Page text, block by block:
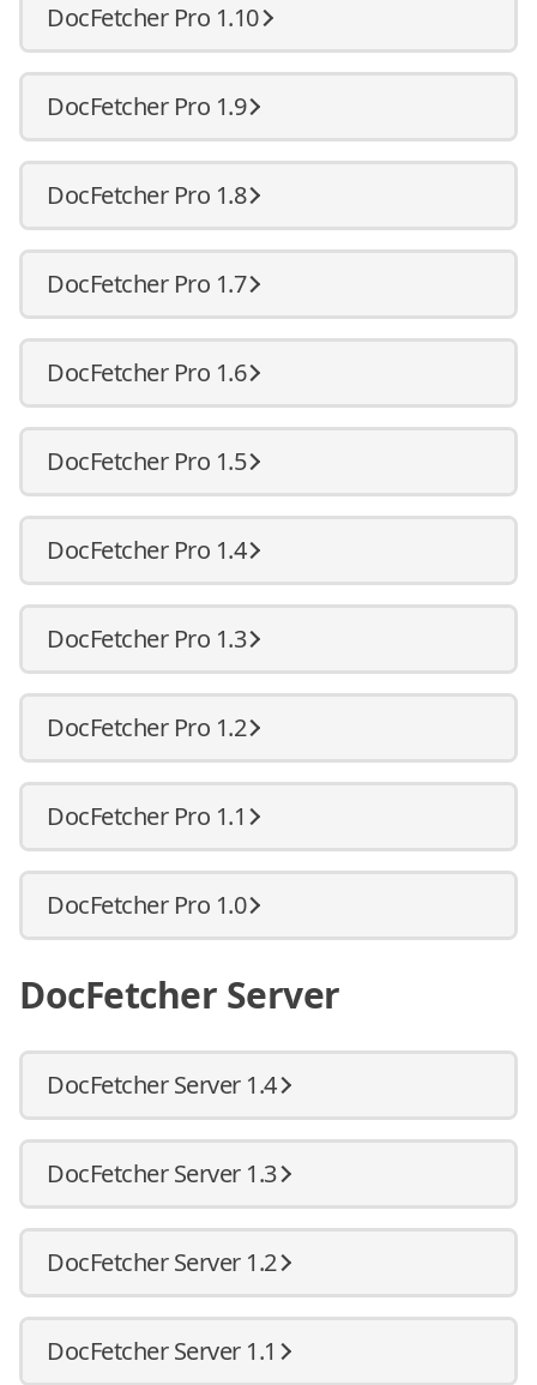
DocFetcher Pro 1.10
DocFetcher Pro 1.9
DocFetcher Pro 1.8
DocFetcher Pro 1.7
DocFetcher Pro 1.6
DocFetcher Pro 1.5
DocFetcher Pro 1.4
DocFetcher Pro 1.3
DocFetcher Pro 1.2
DocFetcher Pro 1.1
DocFetcher Pro 1.0
DocFetcher Server
DocFetcher Server 1.4
DocFetcher Server 1.3
DocFetcher Server 1.2
DocFetcher Server 1.1